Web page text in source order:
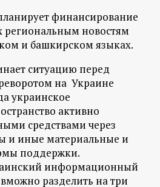
финансирование
региональным новостям
и башкирском языках.
ситуацию перед
на Украине
украинское
активно
средствами через
и иные материальные и
поддержки.
информационный
разделить на три